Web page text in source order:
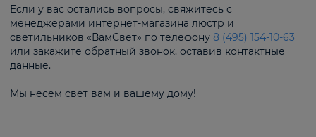
Если у вас остались вопросы, свяжитесь с
менеджерами интернет-магазина люстр и
светильников «ВамСвет» по телефону 8 (495) 154-10-63
или закажите обратный звонок, оставив контактные
данные.
Мы несем свет вам и вашему дому!